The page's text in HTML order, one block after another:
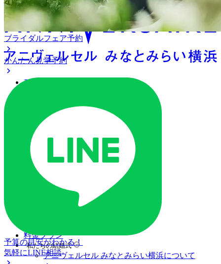
アクセス
ご列席の皆様へ
トピックス
オリジナルプロジェクト
ご予約・お問い合わせ
ブライダルフェア
ブライダルフェア一覧
料金プラン
私たちの結婚式
アニヴェルセル みなとみらい横浜について
ブライダルフェア予約
かんたん見学予約
予算の目安がわかる！
気軽にLINE相談